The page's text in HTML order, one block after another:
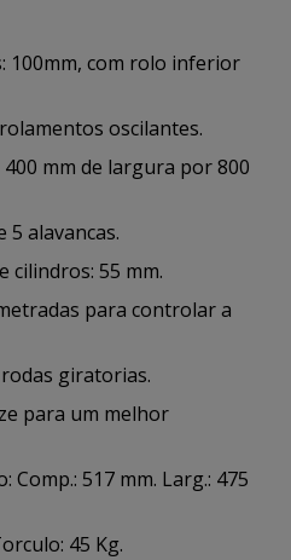
100mm, com rolo inferior
oscilantes.
mm de largura por 800
alavancas.
cilindros: 55 mm.
para controlar a
giratorias.
para um melhor
Comp.: 517 mm. Larg.: 475
45 Kg.